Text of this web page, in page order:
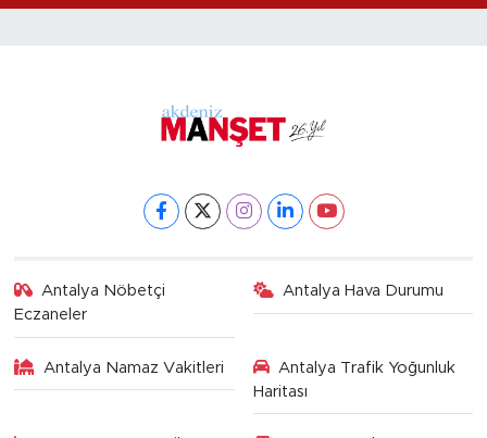
Antalya Nöbetçi
Eczaneler
Antalya Hava Durumu
Antalya Namaz Vakitleri
Antalya Trafik Yoğunluk
Haritası